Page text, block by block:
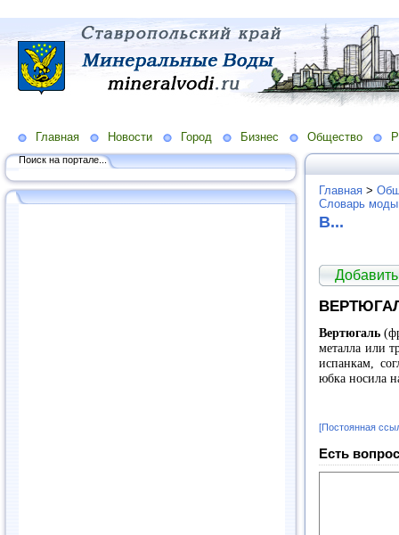
Главная Новости Город Бизнес Общество
Поиск на портале...
Главная >
Словарь
В...
Вертюгаль
металла или
испанкам,
юбка носила
[Постоянная
Есть